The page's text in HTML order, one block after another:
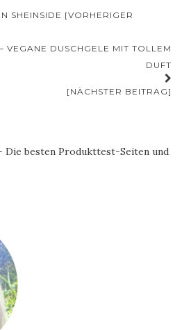
SHEINSIDE [VORHERIGER
VEGANE DUSCHGELE MIT TOLLEM
DUFT
[NÄCHSTER BEITRAG]